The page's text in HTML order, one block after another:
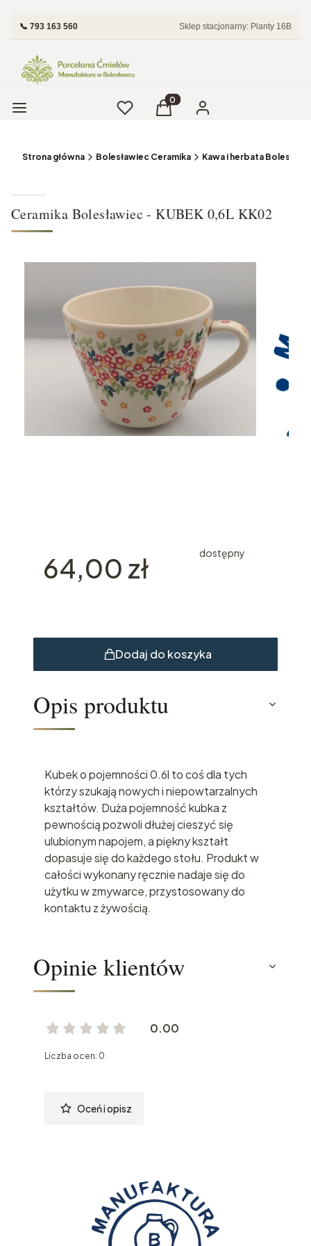
📞 793 163 560 Sklep stacjonarny: Planty 16B
Menu UlubioneProdukty w koszyku: 0.
Koszyk Zaloguj się
Strona główna Bolesławiec Ceramika Kawa i herbata
Ceramika Bolesławiec - KUBEK 0,6L KK02
Cena
64,00 zł dostępny
Dodaj do koszyka
Opis produktu
Kubek o pojemności 0.6l to coś dla tych
którzy szukają nowych i niepowtarzalnych
kształtów. Duża pojemność kubka z
pewnością pozwoli dłużej cieszyć się
ulubionym napojem, a piękny kształt
dopasuje się do każdego stołu. Produkt w
całości wykonany ręcznie nadaje się do
użytku w zmywarce, przystosowany do
kontaktu z żywością.
Opinie klientów
0.00
Liczba ocen: 0
Oceń i opisz